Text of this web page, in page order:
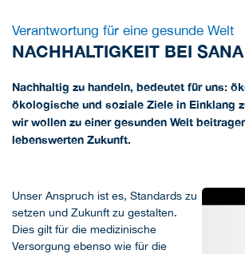
Verantwortung für eine gesunde Welt
NACHHALTIGKEIT BEI SANA
Nachhaltig zu handeln, bedeutet für uns:
ökologische und soziale Ziele in Einklang
wir wollen zu einer gesunden Welt
lebenswerten Zukunft.
Unser Anspruch ist es, Standards zu
setzen und Zukunft zu gestalten.
Dies gilt für die medizinische
Versorgung ebenso wie für die